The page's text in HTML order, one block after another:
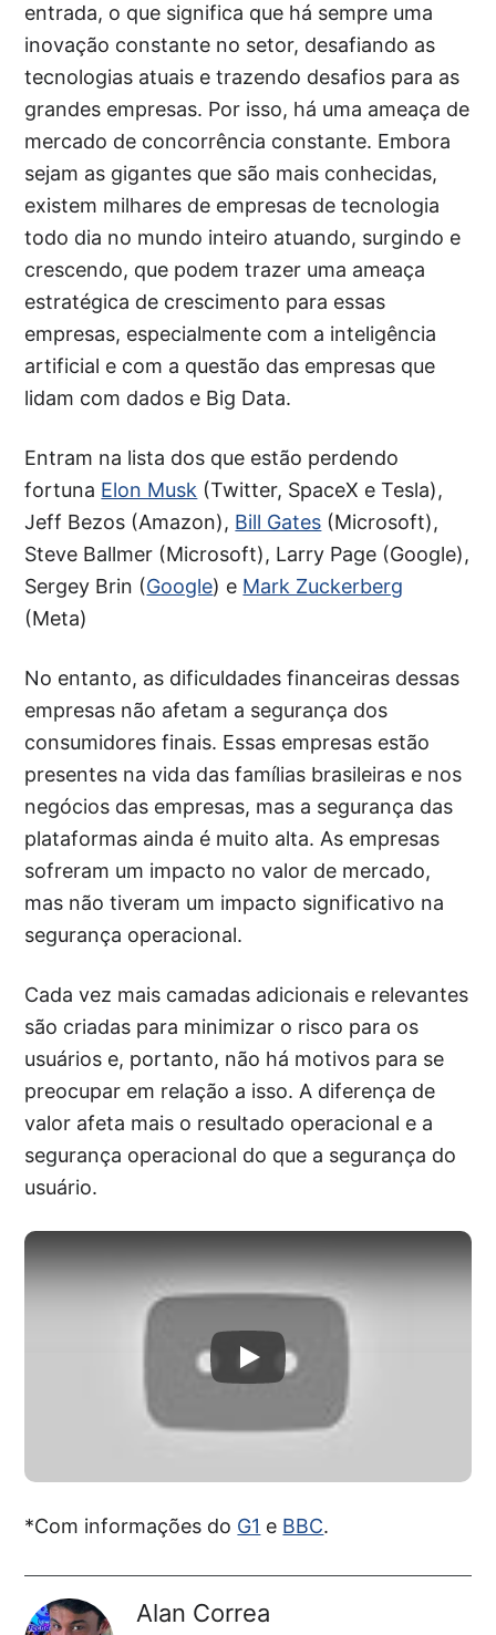
entrada, o que significa que há sempre uma
inovação constante no setor, desafiando as
tecnologias atuais e trazendo desafios para as
grandes empresas. Por isso, há uma ameaça de
mercado de concorrência constante. Embora
sejam as gigantes que são mais conhecidas,
existem milhares de empresas de tecnologia
todo dia no mundo inteiro atuando, surgindo e
crescendo, que podem trazer uma ameaça
estratégica de crescimento para essas
empresas, especialmente com a inteligência
artificial e com a questão das empresas que
lidam com dados e Big Data.
Entram na lista dos que estão perdendo
fortuna Elon Musk (Twitter, SpaceX e Tesla),
Jeff Bezos (Amazon), Bill Gates (Microsoft),
Steve Ballmer (Microsoft), Larry Page (Google),
Sergey Brin (Google) e Mark Zuckerberg
(Meta)
No entanto, as dificuldades financeiras dessas
empresas não afetam a segurança dos
consumidores finais. Essas empresas estão
presentes na vida das famílias brasileiras e nos
negócios das empresas, mas a segurança das
plataformas ainda é muito alta. As empresas
sofreram um impacto no valor de mercado,
mas não tiveram um impacto significativo na
segurança operacional.
Cada vez mais camadas adicionais e relevantes
são criadas para minimizar o risco para os
usuários e, portanto, não há motivos para se
preocupar em relação a isso. A diferença de
valor afeta mais o resultado operacional e a
segurança operacional do que a segurança do
usuário.
*Com informações do G1 e BBC.
Alan Correa